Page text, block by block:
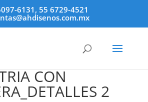
6131, 55 6729-4521
CON
2